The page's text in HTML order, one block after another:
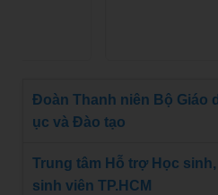
Đoàn Thanh niên Bộ Giáo d
ục và Đào tạo
Trung tâm Hỗ trợ Học sinh,
sinh viên TP.HCM